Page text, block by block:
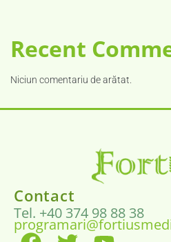
Recent
Niciun comentariu de arătat.
Contact
Tel. +40 374 98 88 38